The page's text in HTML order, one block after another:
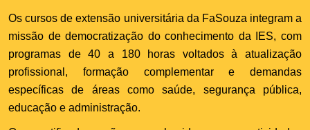
Os cursos de extensão universitária da FaSouza integram a
missão de democratização do conhecimento da IES, com
programas de 40 a 180 horas voltados à atualização
profissional, formação complementar e demandas
específicas de áreas como saúde, segurança pública,
educação e administração.